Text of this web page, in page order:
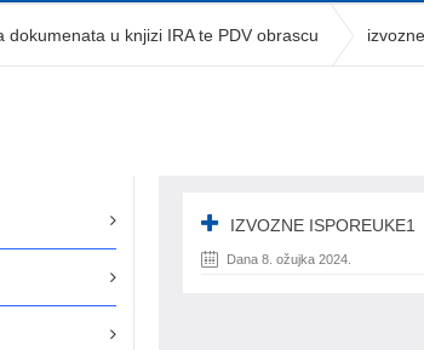
dokumenata u knjizi IRA te PDV obrascu
IZVOZNE ISPOREUKE1
Dana 8. ožujka 2024.